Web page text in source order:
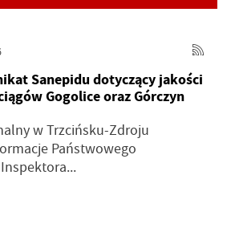
Sanepidu dotyczący jakości
Gogolice oraz Górczyn
w Trzcińsku-Zdroju
Państwowego